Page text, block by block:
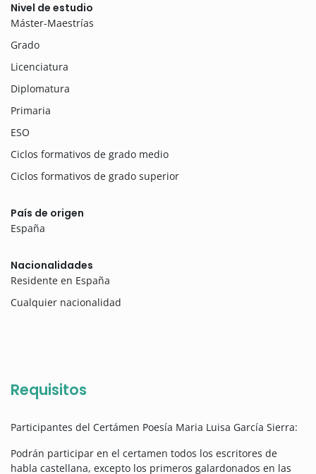
Nivel de estudio
Máster-Maestrías
Grado
Licenciatura
Diplomatura
Primaria
ESO
Ciclos formativos de grado medio
Ciclos formativos de grado superior
País de origen
España
Nacionalidades
Residente en España
Cualquier nacionalidad
Requisitos
Participantes del Certámen Poesía Maria Luisa García Sierra:
Podrán participar en el certamen todos los escritores de
habla castellana, excepto los primeros galardonados en las